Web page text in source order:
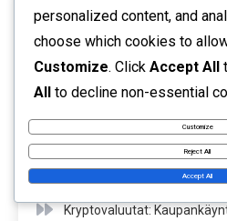
UUSIMMAT
Royaltit: Luovuus, Julkaisut,
Koulutuspalvelut: Aiheet,
Verkkokurssit: Aihe,
Sijoitusrahastot: Valinta,
Kryptovaluutat:
personalized content, and
choose which cookies to
Customize. Click Accept All
All to decline non-essential
Customize
Reject All
Accept All